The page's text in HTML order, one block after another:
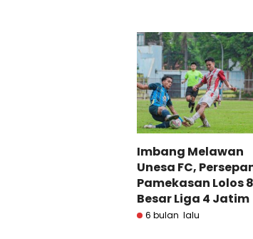
Imbang Melawan
Unesa FC,
Pamekasan Lolos 8
Besar Liga 4 Jatim
6 bulan lalu